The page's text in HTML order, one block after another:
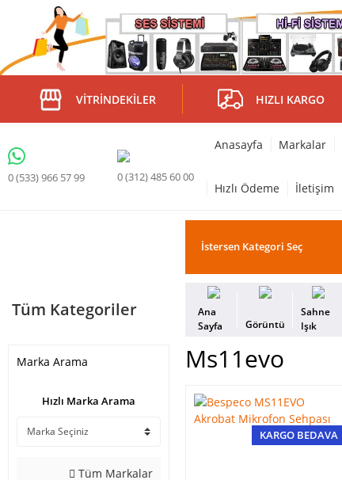
VITRINDEKILER HIZLI KARGO
0 (533) 966 57 99 0 (312) 485 60 00
Anasayfa Markalar
Hızlı Ödeme İletişim
Tüm Kategoriler
Ana
Sayfa
Görüntü
Sahne
Işık
Marka Arama
Hızlı Marka Arama
Tüm Markalar
Ms11evo
KARGO BEDAVA